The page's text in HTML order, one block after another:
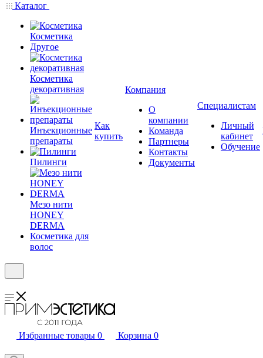
Каталог
Косметика
Другое
Косметика
декоративная
Инъекционные
препараты
Пилинги
Мезо нити
HONEY
DERMA
Косметика для
волос
Как
купить
Компания
О
компании
Команда
Партнеры
Контакты
Документы
Специалистам
Личный
кабинет
Обучение
Избранные товары 0 Корзина 0